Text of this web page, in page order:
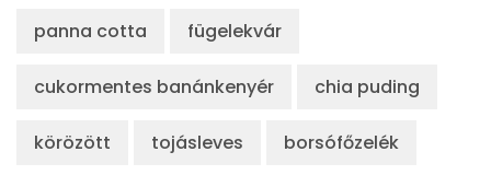
panna cotta fügelekvár
cukormentes banánkenyér chia puding
körözött tojásleves borsófőzelék